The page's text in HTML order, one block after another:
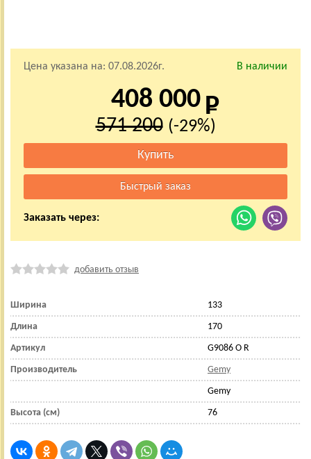
Цена указана на: 07.08.2026г. В наличии
408 000
571 200 (-29%)
Заказать через:
добавить отзыв
Ширина 133
Длина 170
Артикул G9086 O R
Производитель Gemy
Gemy
Высота (см) 76